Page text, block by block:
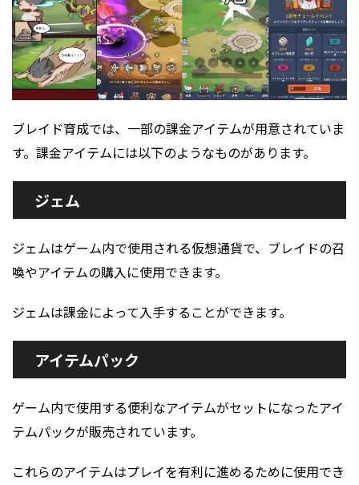
ブレイド育成では、一部の課金アイテムが用意されていま
す。課金アイテムには以下のようなものがあります。
ジェム
ジェムはゲーム内で使用される仮想通貨で、ブレイドの召
喚やアイテムの購入に使用できます。
ジェムは課金によって入手することができます。
アイテムパック
ゲーム内で使用する便利なアイテムがセットになったアイ
テムパックが販売されています。
これらのアイテムはプレイを有利に進めるために使用でき